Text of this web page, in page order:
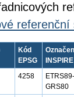
referenční
Kód
EPSG
INSPIRE
4258
ETRS89-
GRS80